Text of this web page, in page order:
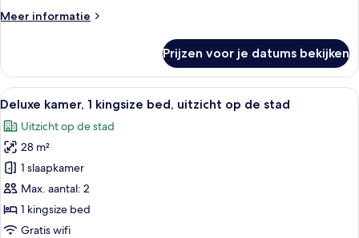
laden
Meer informatie
Meer
kamer,
kingsize
Prijzen voor je datums bekijken
Alle
foto's
voor
Deluxe
kamer,
1
kingsize
bed,
Een hotelkamer met een bed, een
10
Deluxe kamer, 1 kingsize bed, uitzicht op de stad
Uitzicht op de stad
28 m²
1 slaapkamer
Max. aantal: 2
1 kingsize bed
Gratis wifi